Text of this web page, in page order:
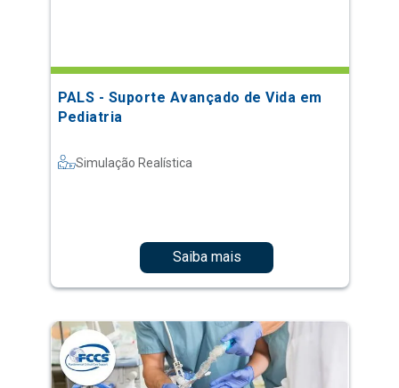
PALS - Suporte Avançado de Vida em
Pediatria
Simulação Realística
Saiba mais